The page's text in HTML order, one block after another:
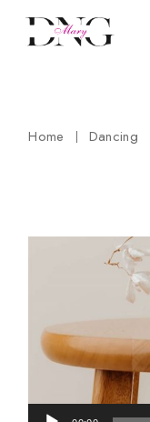
Home Dancing
Audio